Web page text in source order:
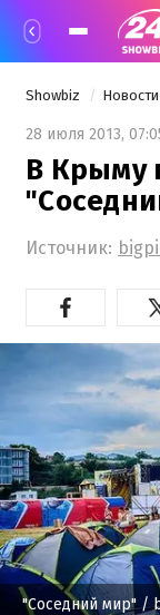
Showbiz
28 июля 2013,
В Крыму
Источник:
"Соседний мир"/